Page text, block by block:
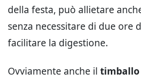
della festa, può allietare
senza necessitare di due ore
facilitare la digestione.
Ovviamente anche il timballo